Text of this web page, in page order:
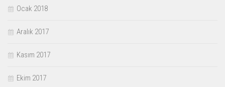
Ocak 2018
Aralık 2017
Kasım 2017
Ekim 2017